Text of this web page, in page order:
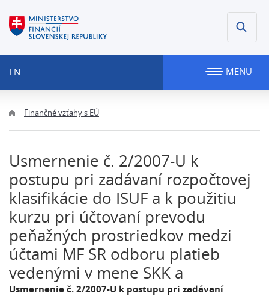
EN MENU
Finančné vzťahy s EÚ
Usmernenie č. 2/2007-U k
postupu pri zadávaní rozpočtovej
klasifikácie do ISUF a k použitiu
kurzu pri účtovaní prevodu
peňažných prostriedkov medzi
účtami MF SR odboru platieb
vedenými v mene SKK a
Usmernenie č. 2/2007-U k postupu pri zadávaní